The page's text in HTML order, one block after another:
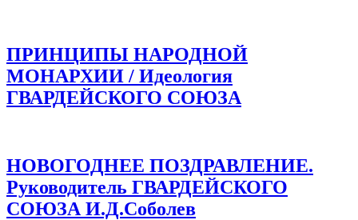
ПРИНЦИПЫ НАРОДНОЙ
МОНАРХИИ / Идеология
ГВАРДЕЙСКОГО СОЮЗА
НОВОГОДНЕЕ ПОЗДРАВЛЕНИЕ.
Руководитель ГВАРДЕЙСКОГО
СОЮЗА И.Д.Соболев